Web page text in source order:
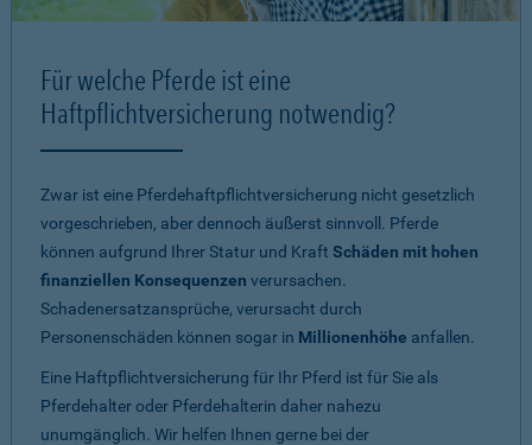
Für welche Pferde ist eine
Haftpflichtversicherung notwendig?
Zwar ist eine Pferdehaftpflichtversicherung nicht gesetzlich
vorgeschrieben, aber dennoch äußerst sinnvoll. Pferde
können aufgrund Ihrer Statur und Kraft Schäden mit hohen
finanziellen Konsequenzen verursachen.
Schadenersatzansprüche, verursacht durch
Personenschäden können sogar in Millionenhöhe anfallen.
Eine Haftpflichtversicherung für Ihr Pferd ist für Sie als
Pferdehalter oder Pferdehalterin daher nahezu
unumgänglich. Wir helfen Ihnen gerne bei der